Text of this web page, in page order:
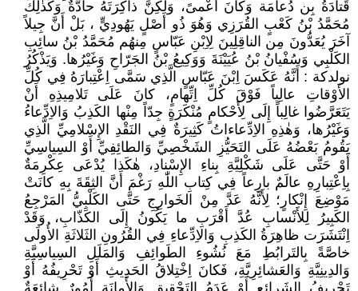
قَتادَةُ بِن دُعامَة وَكانَ أَعْمىً، وَلٰكِنَّ ذاكِرَتَهُ حادَّةٌ وَكَذٰلِكَ
مُحَمَّدُ بْنُ كَعْبٍ القُرَزِي وَهُوَ ذُو أَصْلٍ يَهُودِيٍّ ، بَلْ أَنَّ جِيلاً
آخَرَ يُعَدُّونَ مِن الناقِلِينَ لِاِبْنِ عَبّاسٍ مِنهُم مُحَمَّدُ بْنُ سائِبِ
الكَلْبِي وَسُفْيانُ بْنُ عُيَيْنَةَ وَوَكِيعُ بْنُ الجَرّاحِ وَغَيْرُها. وَيَذْكُرُ
نولدكة : أَنَّهُ عَكَسَ اِبْنَ عَبّاسٍ الَّذِي سَمَّى اِعْتِبارَهُ فِي كُلِّ
الأَوْقاتِ عالِياً فَوْقَ كُلِّ اِتِّهامٍ، كانَ عَلَى تَلامِيذِهِ أَنْ
يَتَعَرَّضُوا غالِباً إِلَى لِأَحْكامٍ مُنْكَرَةٍ جِدّاً مِنْها الكَذِبُ وَالاِدِّعاءُ
وَغَيْرُها، وَهٰذِهِ الاِدِّعاءاتُ كَثِيرَةٌ فِي النَقْدِ الإِسْلامِيِّ الَّذِي
يَقُومُ بَعْضُهُ عَلَى التَحَيُّزِ الشَخْصِيِّ وَالطائِفِيِّ أَوْ السِياسِيِّ
أَوْ حَتَّى عَلَى شَكْلِيَّةِ بِناءِ الإِسْنادِ، هٰكَذا يُدْعَى عِكْرِمَةٌ
بِاِعْتِبارِهِ عالَمٌ بارِعاً فِي كِتابِ اللّٰهِ رَغْمَ أَنَّ الثِقَةَ بِهِ كانَتْ
مَوْضِعَ إِنْكارٍ؛ لِأَنَّهُ عَدَّ مِنْ الخَوارِجِ حَتَّى الكَلْبِيُّ المَرْجِعُ
الكَبِيرُ لِلأَنْسابِ عُدَّ أَقْرَبِ ما يَكُونُ إِلَى الكَذّابِ، وَقَدْ
اِنْتَشَرَت ظاهِرَةُ الكَذِبِ وَالاِدِّعاءِ فِي القُرُونِ الثَلاثَةِ الأُولَى
خاصَّةً بِالتَرابُطِ مَعَ نُشُوءِ الطَوائِفِ وَالمَلَلِ السِياسِيَّةِ
وَالدِينِيَّةِ وَالعَشائِرِيَّةِ، فَكانَ اِخْتِلاقُ الحَدِيثِ أَوْ تَحْرِيفُهُ أَوْ